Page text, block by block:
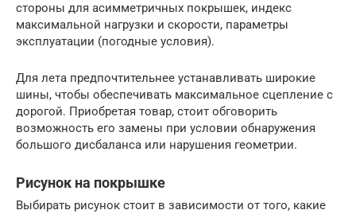
стороны для асимметричных покрышек, индекс
максимальной нагрузки и скорости, параметры
эксплуатации (погодные условия).
Для лета предпочтительнее устанавливать широкие
шины, чтобы обеспечивать максимальное сцепление с
дорогой. Приобретая товар, стоит обговорить
возможность его замены при условии обнаружения
большого дисбаланса или нарушения геометрии.
Рисунок на покрышке
Выбирать рисунок стоит в зависимости от того, какие